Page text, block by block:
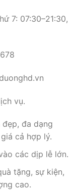
7: 07:30–21:30,
vụ.
đa dạng
cả hợp lý.
các dịp lễ lớn.
tặng, sự kiện,
cao.